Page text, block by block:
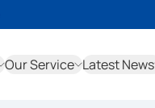
Our Service Latest News